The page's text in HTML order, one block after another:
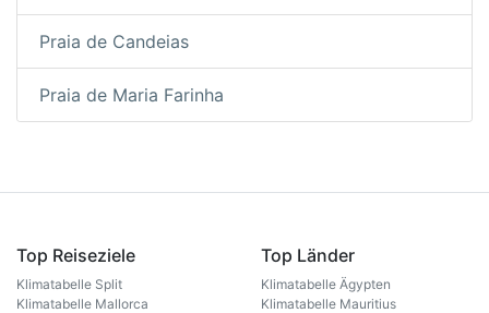
Praia de Candeias
Praia de Maria Farinha
Top Reiseziele
Klimatabelle Split
Klimatabelle Mallorca
Top Länder
Klimatabelle Ägypten
Klimatabelle Mauritius